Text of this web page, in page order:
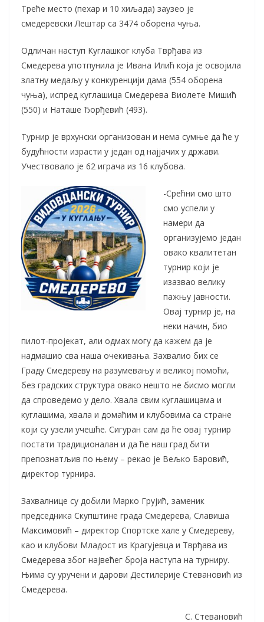
Треће место (пехар и 10 хиљада) заузео је
смедеревски Лештар са 3474 оборена чуња.
Одличан наступ Куглашког клуба Тврђава из
Смедерева употпунила је Ивана Илић која је освојила
златну медаљу у конкуренцији дама (554 оборена
чуња), испред куглашица Смедерева Виолете Мишић
(550) и Наташе Ђорђевић (493).
Турнир је врхунски организован и нема сумње да ће у
будућности израсти у један од најјачих у држави.
Учествовало је 62 играча из 16 клубова.
-Срећни смо што
смо успели у
намери да
организујемо један
овако квалитетан
турнир који је
изазвао велику
пажњу јавности.
Овај турнир је, на
неки начин, био
пилот-пројекат, али одмах могу да кажем да је
надмашио сва наша очекивања. Захвалио бих се
Граду Смедереву на разумевању и великој помоћи,
без градских структура овако нешто не бисмо могли
да спроведемо у дело. Хвала свим куглашицама и
куглашима, хвала и домаћим и клубовима са стране
који су узели учешће. Сигуран сам да ће овај турнир
постати традиционалан и да ће наш град бити
препознатљив по њему – рекао је Вељко Баровић,
директор турнира.
Захвалнице су добили Марко Грујић, заменик
председника Скупштине града Смедерева, Славиша
Максимовић – директор Спортске хале у Смедереву,
као и клубови Младост из Крагујевца и Тврђава из
Смедерева због највећег броја наступа на турниру.
Њима су уручени и дарови Дестилерије Стевановић из
Смедерева.
С. Стевановић